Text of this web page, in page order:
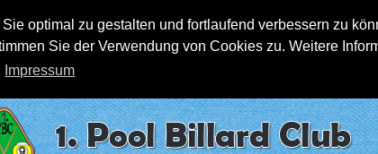
optimal zu gestalten und fortlaufend verbessern zu
Sie der Verwendung von Cookies zu. Weitere
Impressum